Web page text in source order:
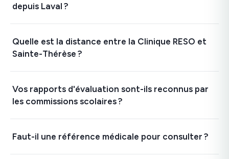
depuis Laval ?
Quelle est la distance entre la Clinique RESO et
Sainte-Thérèse ?
Vos rapports d'évaluation sont-ils reconnus par
les commissions scolaires ?
Faut-il une référence médicale pour consulter ?